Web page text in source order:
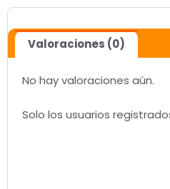
Valoraciones (0)
No hay valoraciones aún.
Solo los usuarios